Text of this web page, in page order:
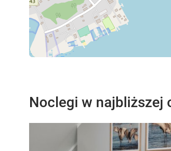
Noclegi w najbliższej